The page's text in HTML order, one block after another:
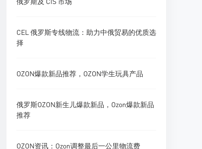
CEL 俄罗斯专线物流：助力中俄贸易的优质选
择
OZON爆款新品推荐，OZON学生玩具产品
俄罗斯OZON新生儿爆款新品，Ozon爆款新品
推荐
OZON资讯：Ozon调整最后一公里物流费